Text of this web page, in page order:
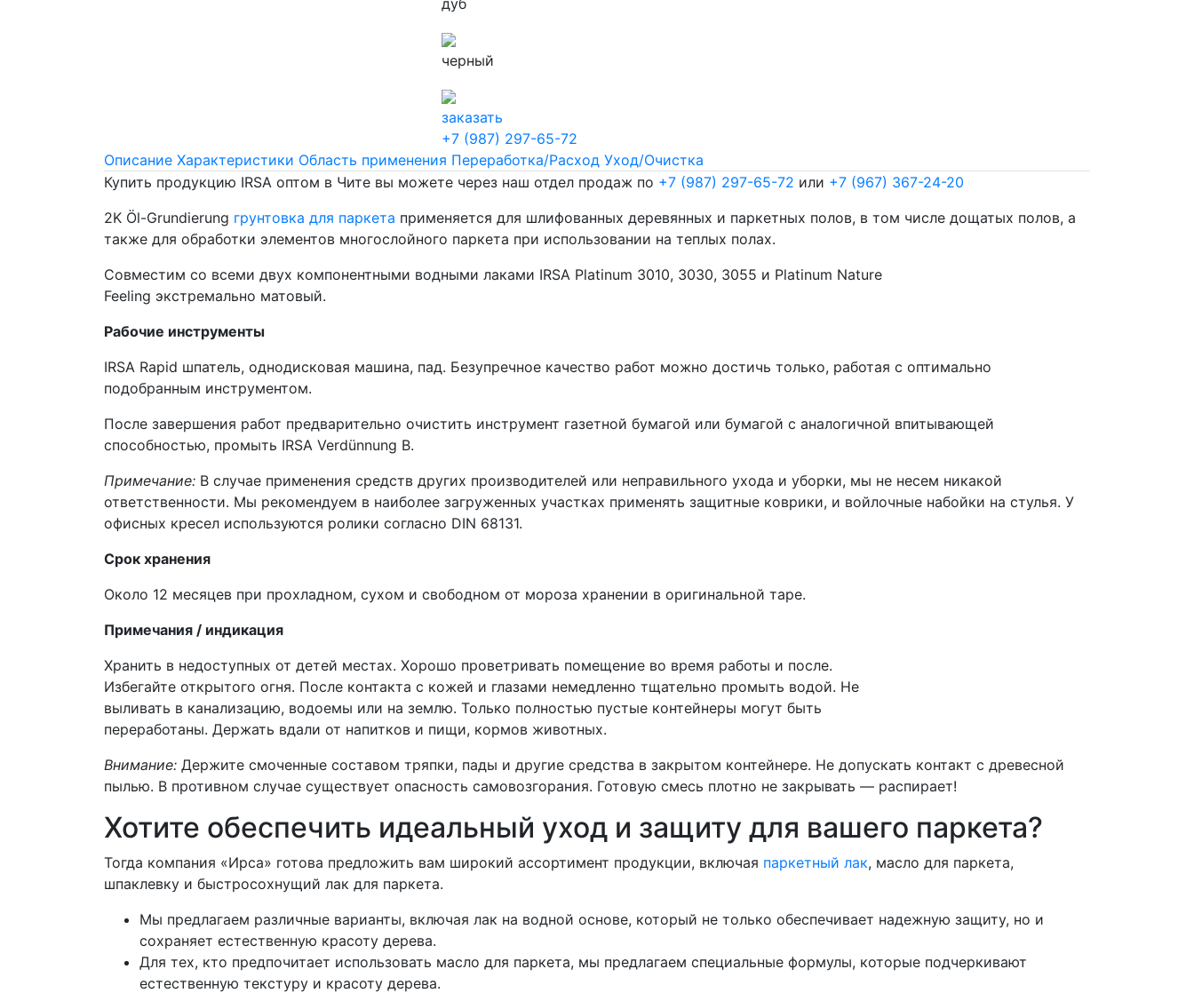
черный
заказать
+7 (987) 297-65-72
Описание Характеристики Область применения Переработка/Расход Уход/Очистка
Купить продукцию IRSA оптом в Чите вы можете через наш отдел продаж по +7 (987) 297-65-72 или +7 (967) 367-24-20
2K Öl-Grundierung грунтовка для паркета применяется для шлифованных деревянных и паркетных полов, в том числе дощатых полов, а
также для обработки элементов многослойного паркета при использовании на теплых полах.
Совместим со всеми двух компонентными водными лаками IRSA Platinum 3010, 3030, 3055 и Platinum Nature
Feeling экстремально матовый.
Рабочие инструменты
IRSA Rapid шпатель, однодисковая машина, пад. Безупречное качество работ можно достичь только, работая с оптимально
подобранным инструментом.
После завершения работ предварительно очистить инструмент газетной бумагой или бумагой с аналогичной впитывающей
способностью, промыть IRSA Verdünnung B.
Примечание: В случае применения средств других производителей или неправильного ухода и уборки, мы не несем никакой
ответственности. Мы рекомендуем в наиболее загруженных участках применять защитные коврики, и войлочные набойки на стулья. У
офисных кресел используются ролики согласно DIN 68131.
Срок хранения
Около 12 месяцев при прохладном, сухом и свободном от мороза хранении в оригинальной таре.
Примечания / индикация
Хранить в недоступных от детей местах. Хорошо проветривать помещение во время работы и после.
Избегайте открытого огня. После контакта с кожей и глазами немедленно тщательно промыть водой. Не
выливать в канализацию, водоемы или на землю. Только полностью пустые контейнеры могут быть
переработаны. Держать вдали от напитков и пищи, кормов животных.
Внимание: Держите смоченные составом тряпки, пады и другие средства в закрытом контейнере. Не допускать контакт с древесной
пылью. В противном случае существует опасность самовозгорания. Готовую смесь плотно не закрывать — распирает!
Хотите обеспечить идеальный уход и защиту для вашего паркета?
Тогда компания «Ирса» готова предложить вам широкий ассортимент продукции, включая паркетный лак, масло для паркета,
шпаклевку и быстросохнущий лак для паркета.
Мы предлагаем различные варианты, включая лак на водной основе, который не только обеспечивает надежную защиту, но и
сохраняет естественную красоту дерева.
Для тех, кто предпочитает использовать масло для паркета, мы предлагаем специальные формулы, которые подчеркивают
естественную текстуру и красоту дерева.